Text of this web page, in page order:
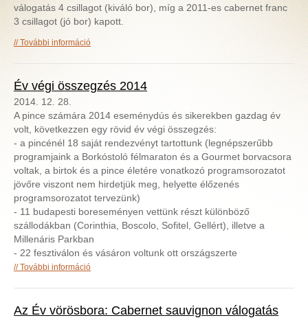
válogatás 4 csillagot (kiváló bor), míg a 2011-es cabernet franc
3 csillagot (jó bor) kapott.
További információ
Év végi összegzés 2014
2014. 12. 28.
A pince számára 2014 eseménydús és sikerekben gazdag év
volt, következzen egy rövid év végi összegzés:
- a pincénél 18 saját rendezvényt tartottunk (legnépszerűbb
programjaink a Borkóstoló félmaraton és a Gourmet borvacsora
voltak, a birtok és a pince életére vonatkozó programsorozatot
jövőre viszont nem hirdetjük meg, helyette élőzenés
programsorozatot tervezünk)
- 11 budapesti boreseményen vettünk részt különböző
szállodákban (Corinthia, Boscolo, Sofitel, Gellért), illetve a
Millenáris Parkban
- 22 fesztiválon és vásáron voltunk ott országszerte
További információ
Az Év vörösbora: Cabernet sauvignon válogatás